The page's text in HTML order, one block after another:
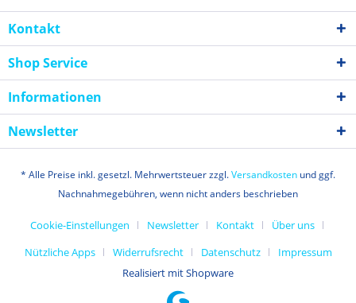
Kontakt
Shop Service
Informationen
Newsletter
* Alle Preise inkl. gesetzl. Mehrwertsteuer zzgl.Versandkosten und ggf.
Nachnahmegebühren, wenn nicht anders beschrieben
Cookie-Einstellungen Newsletter Kontakt
Über uns
Nützliche Apps
Widerrufsrecht Datenschutz
Impressum
Realisiert mit Shopware